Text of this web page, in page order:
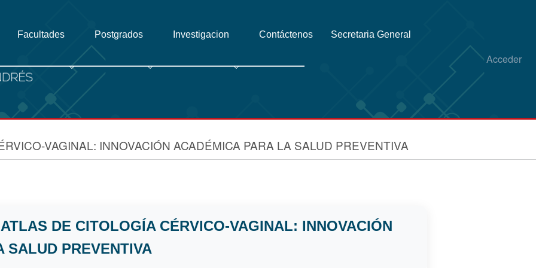
Acceder
Facultades Postgrados Investigacion Contáctenos Secretaria General
VAGINAL: INNOVACIÓN ACADÉMICA PARA LA SALUD PREVENTIVA
DE CITOLOGÍA CÉRVICO-VAGINAL: INNOVACIÓN
SALUD PREVENTIVA